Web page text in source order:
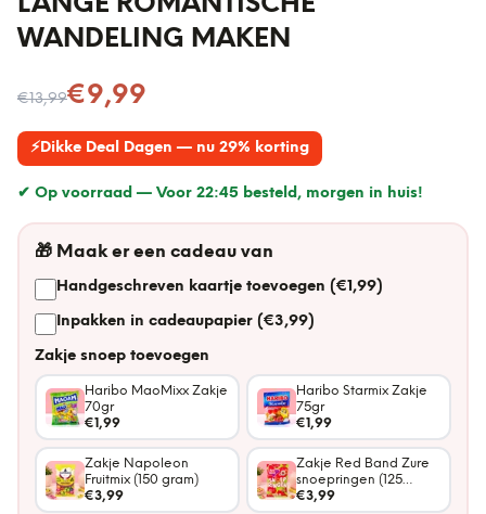
WANDELING MAKEN
€13,99
Nu voor
€9,99
⚡Dikke Deal Dagen — nu 29% korting
✔ Op voorraad — Voor 22:45 besteld, morgen in huis!
🎁 Maak er een cadeau van
Handgeschreven kaartje toevoegen (€1,99)
Inpakken in cadeaupapier (€3,99)
Zakje snoep toevoegen
Haribo MaoMixx Zakje
70gr
€1,99
Haribo Starmix Zakje
75gr
€1,99
Zakje Napoleon
Fruitmix (150 gram)
€3,99
Zakje Red Band Zure
snoepringen (125
gram)
€3,99